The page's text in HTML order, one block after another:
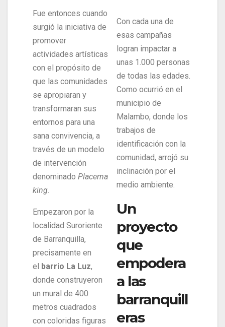
Fue entonces cuando
surgió la iniciativa de
promover
actividades artísticas
con el propósito de
que las comunidades
se apropiaran y
transformaran sus
entornos para una
sana convivencia, a
través de un modelo
de intervención
denominado Placema
king.
Empezaron por la
localidad Suroriente
de Barranquilla,
precisamente en
el
barrio La Luz,
donde construyeron
un mural de 400
metros cuadrados
con coloridas figuras
Con cada una de
esas campañas
logran impactar a
unas 1.000 personas
de todas las edades.
Como ocurrió en el
municipio de
Malambo, donde los
trabajos de
identificación con la
comunidad, arrojó su
inclinación por el
medio ambiente.
Un
proyecto
que
empodera
a las
barranquill
eras